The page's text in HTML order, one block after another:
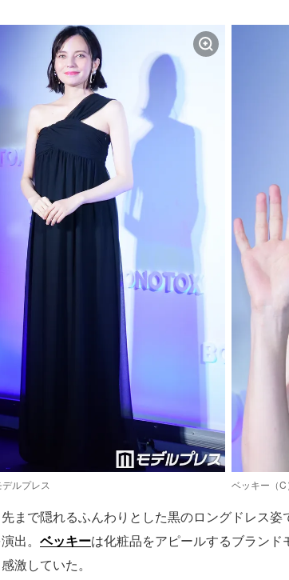
ルプレス ベッキー（
まで隠れるふんわりとした黒のロングドレス
出。 ベッキーは化粧品をアピールするブラン
激していた。